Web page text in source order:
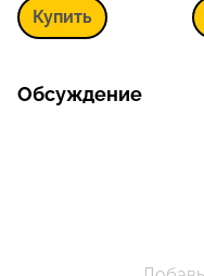
SPF50+ PA++++, 50 мл
Купить
Обсуждение